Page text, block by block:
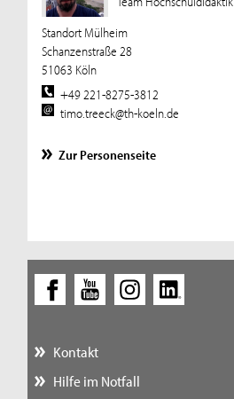
Standort Mülheim
Schanzenstraße 28
51063 Köln
+49 221-8275-3812
timo.treeck@th-koeln.de
Zur Personenseite
Kontakt
Hilfe im Notfall